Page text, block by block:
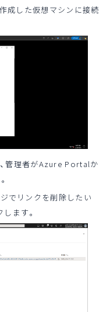
成した仮想マシンに接続
管理者がAzure Portalか
でリンクを削除したい
ます。